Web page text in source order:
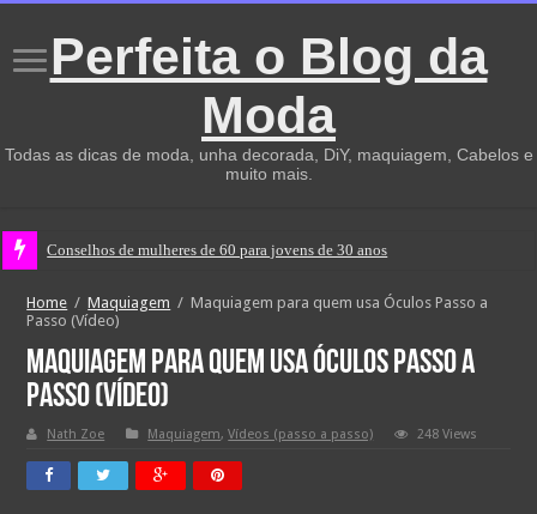
Perfeita o Blog da
Moda
Todas as dicas de moda, unha decorada, DiY, maquiagem, Cabelos e
muito mais.
Conselhos de mulheres de 60 para jovens de 30 anos
Home / Maquiagem / Maquiagem para quem usa Óculos Passo a
Passo (Vídeo)
Maquiagem para quem usa Óculos Passo a
Passo (Vídeo)
Nath Zoe Maquiagem,Vídeos (passo a passo) 248 Views